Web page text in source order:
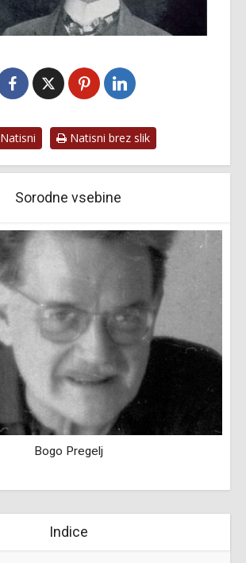
Natisni Natisni brez slik
Sorodne vsebine
Bogo Pregelj
Indice